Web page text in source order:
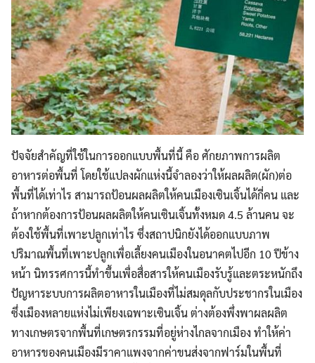
ปัจจัยสำคัญที่ใช้ในการออกแบบพื้นที่นี้ คือ ศักยภาพการผลิต
อาหารต่อพื้นที่ โดยใช้แปลงผักแห่งนี้จำลองว่าให้ผลผลิต(ผัก)ต่อ
พื้นที่ได้เท่าไร สามารถป้อนผลผลิตให้คนเมืองเซินเจิ้นได้กี่คน และ
ถ้าหากต้องการป้อนผลผลิตให้คนเซินเจิ้นทั้งหมด 4.5 ล้านคน จะ
ต้องใช้พื้นที่เพาะปลูกเท่าไร ซึ่งสถาปนิกยังได้ออกแบบภาพ
ปริมาณพื้นที่เพาะปลูกเพื่อเลี้ยงคนเมืองในอนาคตไปอีก 10 ปีข้าง
หน้า นิทรรศการนี้ทำขึ้นเพื่อสื่อสารให้คนเมืองรับรู้และตระหนักถึง
ปัญหาระบบการผลิตอาหารในเมืองที่ไม่สมดุลกับประชากรในเมือง
ซึ่งเมืองหลายแห่งไม่เพียงเฉพาะเซินเจิ้น ต่างต้องพึ่งพาผลผลิต
ทางเกษตรจากพื้นที่เกษตรกรรมที่อยู่ห่างไกลจากเมือง ทำให้ค่า
อาหารของคนเมืองมีราคาแพงจากค่าขนส่งจากฟาร์มในพื้นที่